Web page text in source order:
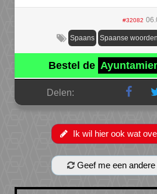
#32082
Spaans Spaanse woorden
Bestel de
Delen:
Ik wil hier ook wat
Geef me een